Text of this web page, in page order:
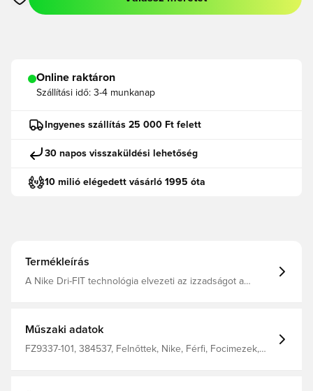
Megnyit egy modált a bejelentkezéshez vagy a tagként való
Online raktáron
Szállítási idő: 3-4 munkanap
Ingyenes szállítás 25 000 Ft felett
30 napos visszaküldési lehetőség
10 milió elégedett vásárló 1995 óta
Termékleírás
A Nike Dri-FIT technológia elvezeti az izzadságot a
poliészter
Műszaki adatok
FZ9337-101, 384537, Felnőttek, Nike, Férfi, Focimezek,